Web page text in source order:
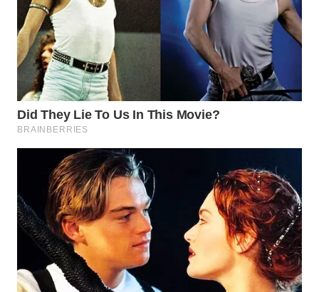
WN
NATUNA
WN
BINTAN
WN
WN
LIKUPANG
WN
LABUANBAJO
WN